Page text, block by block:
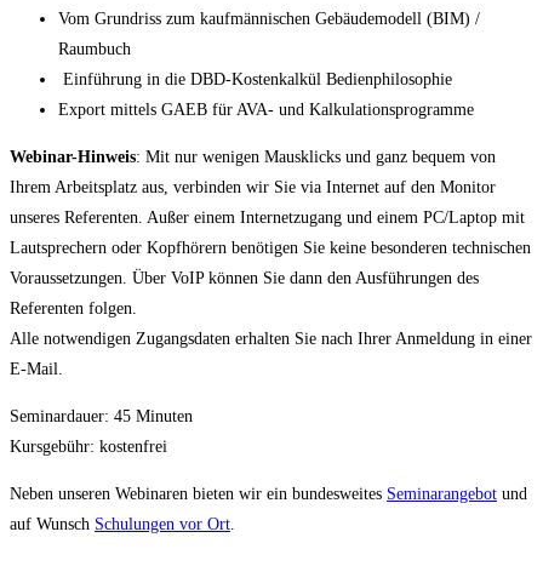
Vom Grundriss zum kaufmännischen Gebäudemodell (BIM) /
Raumbuch
Einführung in die DBD-Kostenkalkül Bedienphilosophie
Export mittels GAEB für AVA- und Kalkulationsprogramme
Webinar-Hinweis: Mit nur wenigen Mausklicks und ganz bequem von
Ihrem Arbeitsplatz aus, verbinden wir Sie via Internet auf den Monitor
unseres Referenten. Außer einem Internetzugang und einem PC/Laptop mit
Lautsprechern oder Kopfhörern benötigen Sie keine besonderen technischen
Voraussetzungen. Über VoIP können Sie dann den Ausführungen des
Referenten folgen.
Alle notwendigen Zugangsdaten erhalten Sie nach Ihrer Anmeldung in einer
E-Mail.
Seminardauer: 45 Minuten
Kursgebühr: kostenfrei
Neben unseren Webinaren bieten wir ein bundesweites Seminarangebot und
auf Wunsch Schulungen vor Ort.